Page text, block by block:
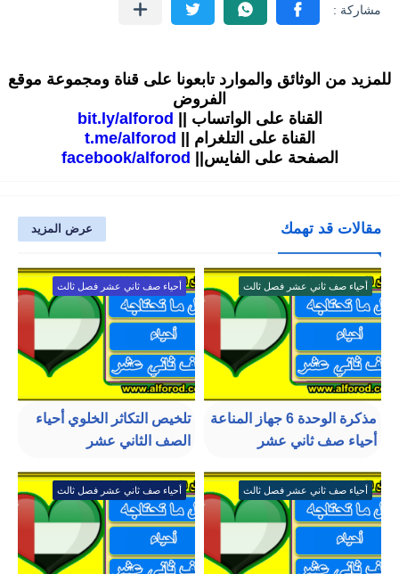
للمزيد من الوثائق والموارد تابعونا على قناة ومجموعة موقع
الفروض
القناة على الواتساب ||
bit.ly/alforod
القناة على التلغرام ||
t.me/alforod
الصفحة على الفايس||
facebook/alforod
مقالات قد تهمك عرض المزيد
أحياء صف ثاني عشر فصل ثالث
مذكرة الوحدة 6 جهاز المناعة
أحياء صف ثاني عشر
أحياء صف ثاني عشر فصل ثالث
تلخيص التكاثر الخلوي أحياء
الصف الثاني عشر
أحياء صف ثاني عشر فصل ثالث أحياء صف ثاني عشر فصل ثالث